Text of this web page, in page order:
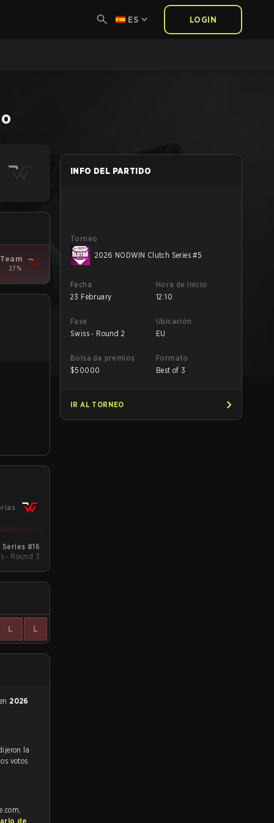
ES LOGIN
27%
#16
- Round 3
L L
2026
votos
de
INFO DEL PARTIDO
Torneo
2026 NODWIN Clutch Series #5
Fecha
23 February
Hora de inicio
12:10
Fase
Swiss - Round 2
Ubicación
EU
Bolsa de premios
$50000
Formato
Best of 3
IR AL TORNEO